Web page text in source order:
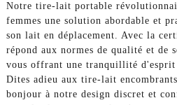
Notre tire-lait portable
femmes une solution abordable et
son lait en déplacement. Avec la
répond aux normes de qualité et de
vous offrant une tranquillité
Dites adieu aux tire-lait
bonjour à notre design discret et